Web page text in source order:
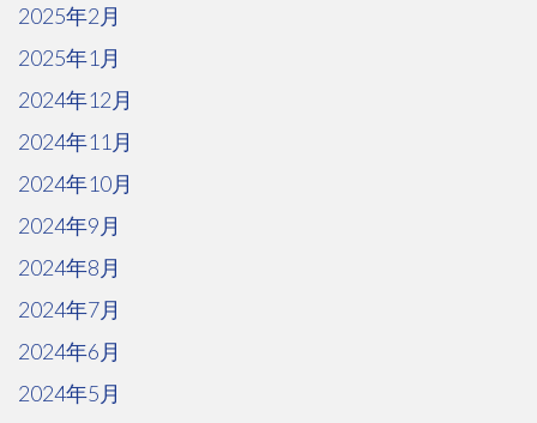
2025年2月
2025年1月
2024年12月
2024年11月
2024年10月
2024年9月
2024年8月
2024年7月
2024年6月
2024年5月